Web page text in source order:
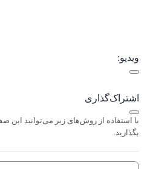
ویدیو:
اشتراک‌گذاری
با استفاده از روش‌های زیر می‌توانید این
بگذارید.